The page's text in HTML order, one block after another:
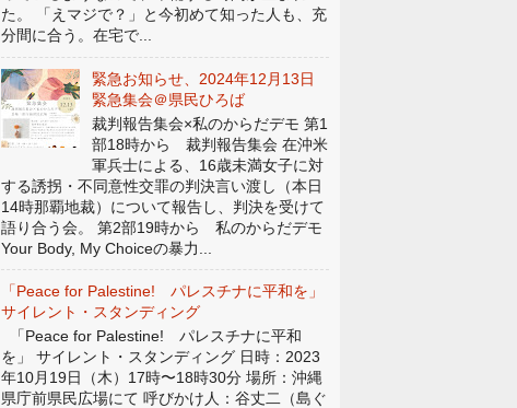
た。 「えマジで？」と今初めて知った人も、充
分間に合う。在宅で...
緊急お知らせ、2024年12月13日
緊急集会＠県民ひろば
裁判報告集会×私のからだデモ 第1
部18時から 裁判報告集会 在沖米
軍兵士による、16歳未満女子に対
する誘拐・不同意性交罪の判決言い渡し（本日
14時那覇地裁）について報告し、判決を受けて
語り合う会。 第2部19時から 私のからだデモ
Your Body, My Choiceの暴力...
「Peace for Palestine! パレスチナに平和を」
サイレント・スタンディング
「Peace for Palestine! パレスチナに平和
を」 サイレント・スタンディング 日時：2023
年10月19日（木）17時〜18時30分 場所：沖縄
県庁前県民広場にて 呼びかけ人：谷丈二（島ぐ